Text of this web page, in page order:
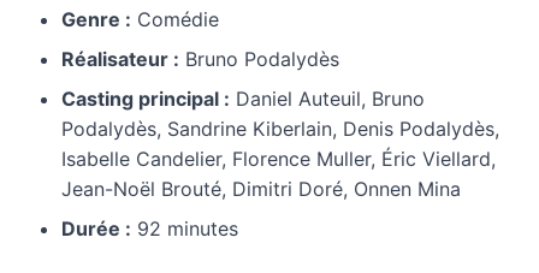
Genre : Comédie
Réalisateur : Bruno Podalydès
Casting principal : Daniel Auteuil, Bruno
Podalydès, Sandrine Kiberlain, Denis Podalydès,
Isabelle Candelier, Florence Muller, Éric Viellard,
Jean-Noël Brouté, Dimitri Doré, Onnen Mina
Durée : 92 minutes